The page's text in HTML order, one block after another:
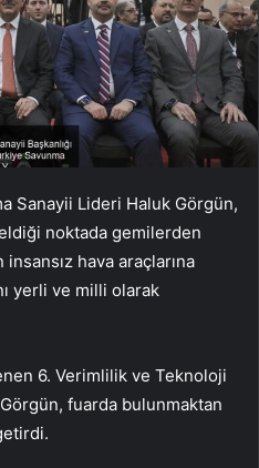
Sanayii Lideri Haluk Görgün,
noktada gemilerden
hava araçlarına
yerli ve milli olarak
6. Verimlilik ve Teknoloji
Görgün, fuarda bulunmaktan